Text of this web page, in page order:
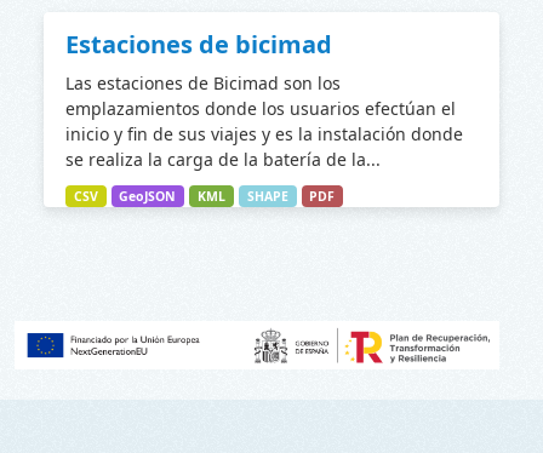
Estaciones de bicimad
Las estaciones de Bicimad son los
emplazamientos donde los usuarios efectúan el
inicio y fin de sus viajes y es la instalación donde
se realiza la carga de la batería de la...
CSV GeoJSON KML SHAPE PDF